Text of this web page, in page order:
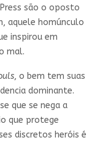
são o oposto
aquele homúnculo
inspirou em
mal.
, o bem tem suas
dominante.
que se nega a
que protege
discretos heróis é